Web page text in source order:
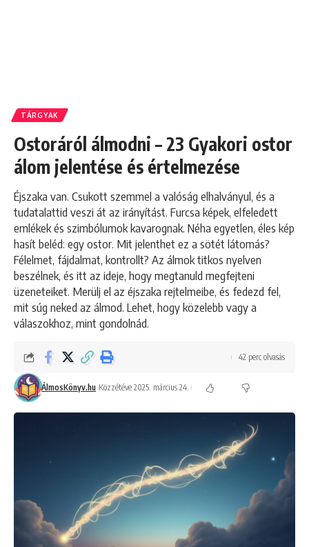
TÁRGYAK
Ostoráról álmodni – 23 Gyakori ostor
álom jelentése és értelmezése
Éjszaka van. Csukott szemmel a valóság elhalványul, és a
tudatalattid veszi át az irányítást. Furcsa képek, elfeledett
emlékek és szimbólumok kavarognak. Néha egyetlen, éles kép
hasít beléd: egy ostor. Mit jelenthet ez a sötét látomás?
Félelmet, fájdalmat, kontrollt? Az álmok titkos nyelven
beszélnek, és itt az ideje, hogy megtanuld megfejteni
üzeneteiket. Merülj el az éjszaka rejtelmeibe, és fedezd fel,
mit súg neked az álmod. Lehet, hogy közelebb vagy a
válaszokhoz, mint gondolnád.
ÁlmosKönyv.hu Közzétéve 2025. március 24.
42 perc olvasás